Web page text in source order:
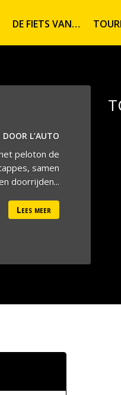
DE FIETS VAN…
L’AUTO
peloton de
samen
doorrijden...
Lees meer